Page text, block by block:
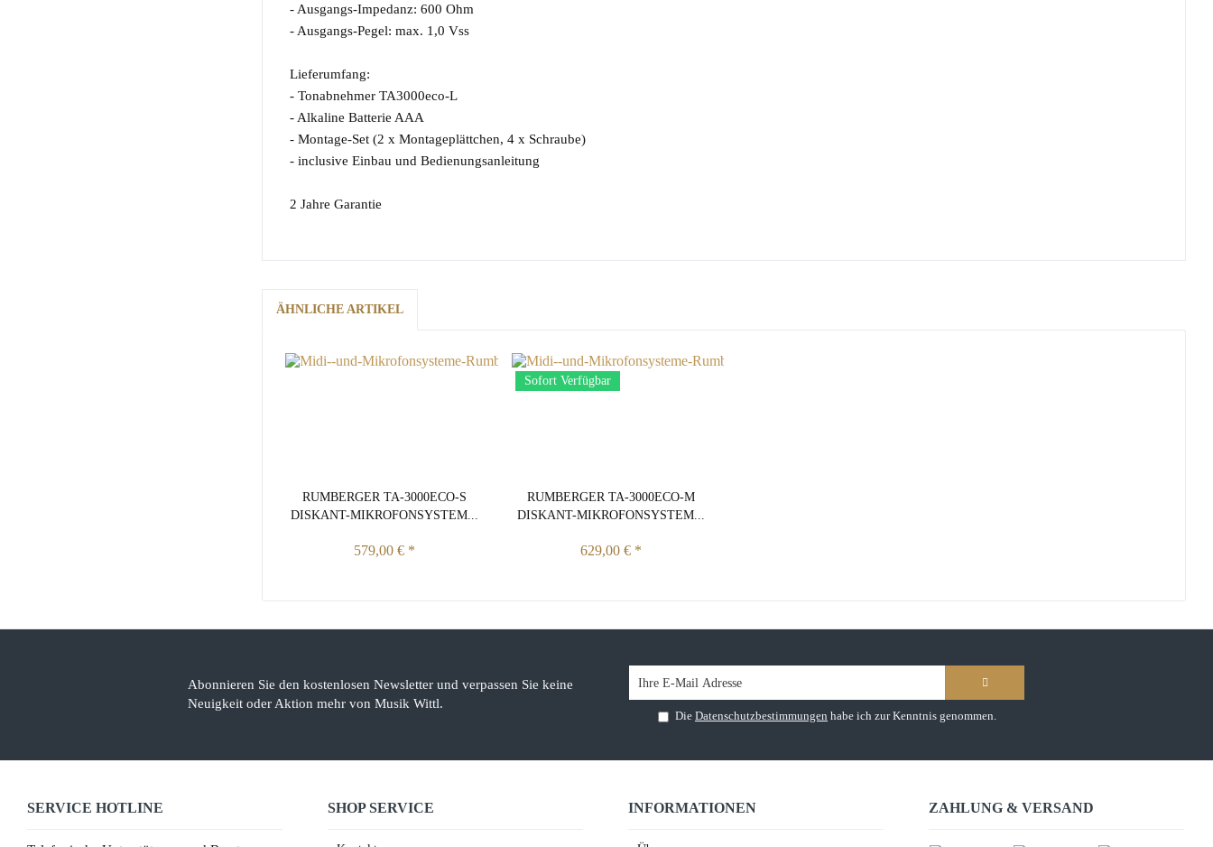
- Ausgangs-Impedanz: 600 Ohm
- Ausgangs-Pegel: max. 1,0 Vss
Lieferumfang:
- Tonabnehmer TA3000eco-L
- Alkaline Batterie AAA
- Montage-Set (2 x Montageplättchen, 4 x Schraube)
- inclusive Einbau und Bedienungsanleitung
2 Jahre Garantie
ÄHNLICHE ARTIKEL
RUMBERGER TA-3000ECO-S
DISKANT-MIKROFONSYSTEM...
579,00 € *
Sofort Verfügbar
RUMBERGER TA-3000ECO-M
DISKANT-MIKROFONSYSTEM...
629,00 € *
Abonnieren Sie den kostenlosen Newsletter und verpassen Sie keine
Neuigkeit oder Aktion mehr von Musik Wittl.
Die Datenschutzbestimmungen habe ich zur Kenntnis genommen.
SERVICE HOTLINE SHOP SERVICE INFORMATIONEN ZAHLUNG & VERSAND